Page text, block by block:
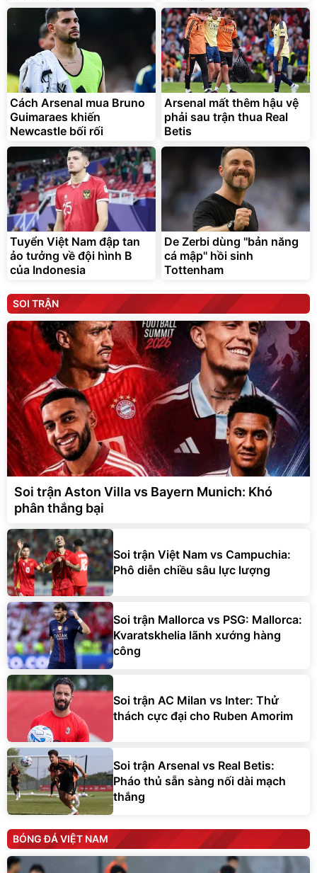
Cách Arsenal mua Bruno
Guimaraes khiến
Newcastle bối rối
Arsenal mất thêm hậu vệ
phải sau trận thua Real
Betis
Tuyển Việt Nam đập tan
ảo tưởng về đội hình B
của Indonesia
De Zerbi dùng ''bản năng
cá mập'' hồi sinh
Tottenham
SOI TRẬN
Soi trận Aston Villa vs Bayern Munich: Khó
phân thắng bại
Soi trận Việt Nam vs Campuchia:
Phô diễn chiều sâu lực lượng
Soi trận Mallorca vs PSG: Mallorca:
Kvaratskhelia lãnh xướng hàng
công
Soi trận AC Milan vs Inter: Thử
thách cực đại cho Ruben Amorim
Soi trận Arsenal vs Real Betis:
Pháo thủ sẵn sàng nối dài mạch
thắng
BÓNG ĐÁ VIỆT NAM